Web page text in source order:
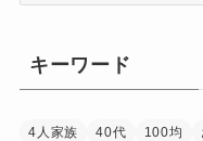
リ
キーワード
4人家族 40代 100均